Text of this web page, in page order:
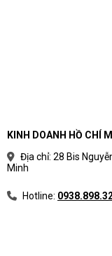
KINH DOANH HỒ CHÍ
Địa chỉ: 28 Bis
Minh
Hotline: